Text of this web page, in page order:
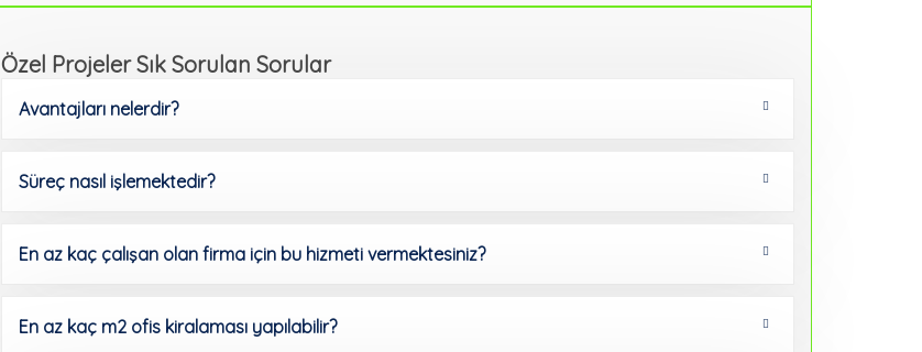
Özel Projeler Sık Sorulan Sorular
Avantajları nelerdir?
Süreç nasıl işlemektedir?
En az kaç çalışan olan firma için bu hizmeti vermektesiniz?
En az kaç m2 ofis kiralaması yapılabilir?